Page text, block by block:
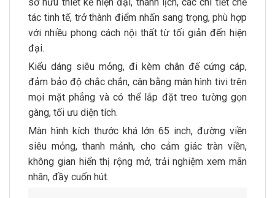
tác tinh tế, trở thành điểm nhấn sang trọng, phù hợp
với nhiều phong cách nội thất từ tối giản đến hiện
đại.
Kiểu dáng siêu mỏng, đi kèm chân đế cứng cáp,
đảm bảo độ chắc chắn, cân bằng màn hình tivi trên
mọi mặt phẳng và có thể lắp đặt treo tường gọn
gàng, tối ưu diện tích.
Màn hình kích thước khá lớn 65 inch, đường viền
siêu mỏng, thanh mảnh, cho cảm giác tràn viền,
không gian hiển thị rộng mở, trải nghiệm xem mãn
nhãn, đầy cuốn hút.